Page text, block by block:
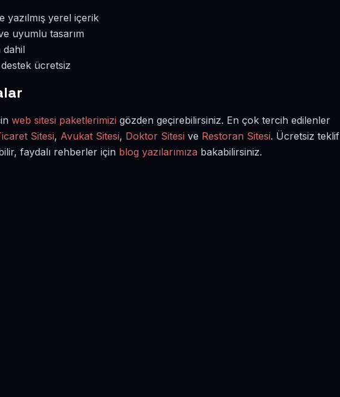
yazılmış yerel içerik
uyumlu tasarım
dahil
ücretsiz
web sitesi paketlerimizi gözden geçirebilirsiniz. En çok tercih edilenler
Sitesi, Avukat Sitesi, Doktor Sitesi ve Restoran Sitesi. Ücretsiz teklif
faydalı rehberler için blog yazılarımıza bakabilirsiniz.